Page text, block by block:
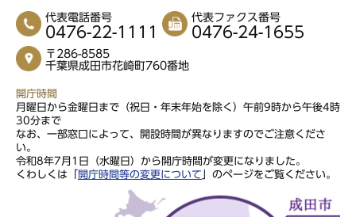
代表電話番号
0476-22-1111
代表ファクス番号
0476-24-1655
〒286-8585
千葉県成田市花崎町760番地
開庁時間
月曜日から金曜日まで（祝日・年末年始を除く）午前9時から午後4時
30分まで
なお、一部窓口によって、開設時間が異なりますのでご注意くださ
い。
令和8年7月1日（水曜日）から開庁時間が変更になりました。
くわしくは「
開庁時間等の変更について 」のページをご覧ください。